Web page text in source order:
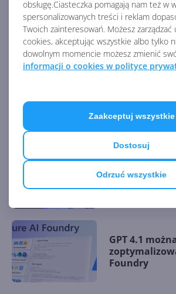
obsługę.Ciasteczka pomagają nam też w
spersonalizowanych treści i reklam
Twoich zainteresowań. Możesz zarządzać
cookies, akceptując wszystkie albo tylko
dowolnym momencie możesz zmienić
informacji o cookies w polityce
Odrzuć wszystkie
Dostosuj
Zaakceptuj wszystkie
NVIDIA
napędza
agenty
Microsoft,
ogłosili
Przyszłość
AI
GPT 4.1
Foundry